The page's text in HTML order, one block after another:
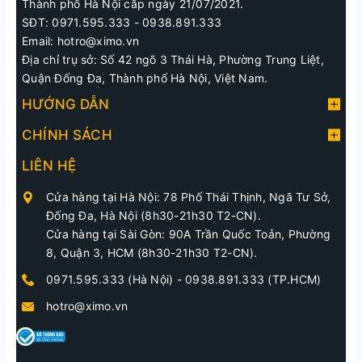
Thành phố Hà Nội cấp ngày 21/07/2021.
SĐT: 0971.595.333 - 0938.891.333
Email: hotro@ximo.vn
Địa chỉ trụ sở: Số 42 ngõ 3 Thái Hà, Phường Trung Liệt,
Quận Đống Đa, Thành phố Hà Nội, Việt Nam.
HƯỚNG DẪN
CHÍNH SÁCH
LIÊN HỆ
Cửa hàng tại Hà Nội: 78 Phố Thái Thịnh, Ngã Tư Sở,
Đống Đa, Hà Nội (8h30-21h30 T2-CN).
Cửa hàng tại Sài Gòn: 90A Trần Quốc Toản, Phường
8, Quận 3, HCM (8h30-21h30 T2-CN).
0971.595.333 (Hà Nội) - 0938.891.333 (TP.HCM)
hotro@ximo.vn